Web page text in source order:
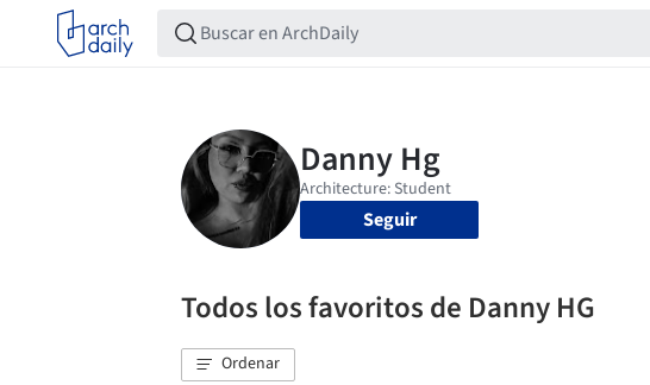
Seguir
Todos los favoritos de Danny HG
Ordenar